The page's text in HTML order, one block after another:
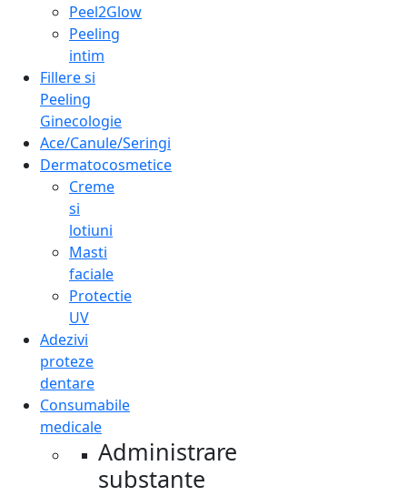
Peel2Glow
Peeling
intim
Fillere si
Peeling
Ginecologie
Ace/Canule/Seringi
Dermatocosmetice
Creme
si
lotiuni
Masti
faciale
Protectie
UV
Adezivi
proteze
dentare
Consumabile
medicale
Administrare
substante